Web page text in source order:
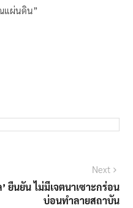
แผ่นดิน”
Next
post:
ยืนยัน ไม่มีเจตนาเซาะกร่อน
บ่อนทำลายสถาบัน